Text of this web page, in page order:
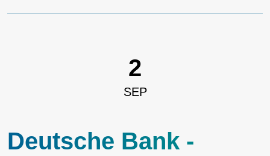
2
SEP
Deutsche Bank -